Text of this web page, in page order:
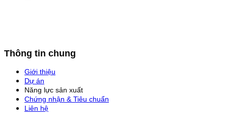
Thông tin chung
Giới thiệu
Dự án
Năng lực sản xuất
Chứng nhận & Tiêu chuẩn
Liên hệ